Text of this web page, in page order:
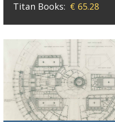
Titan Books: € 65.28